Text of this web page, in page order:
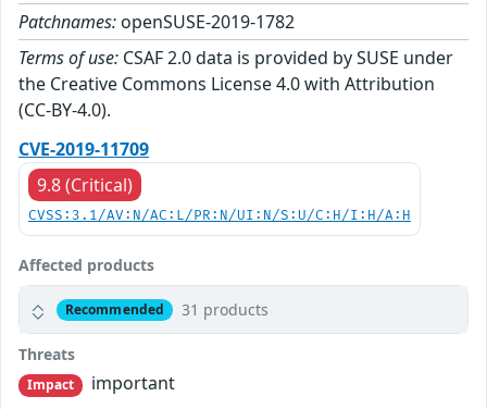
Patchnames: openSUSE-2019-1782
Terms of use: CSAF 2.0 data is provided by SUSE under
the Creative Commons License 4.0 with Attribution
(CC-BY-4.0).
CVE-2019-11709
9.8 (Critical)
CVSS:3.1/AV:N/AC:L/PR:N/UI:N/S:U/C:H/I:H/A:H
Affected products
Recommended 31 products
Threats
Impact
important